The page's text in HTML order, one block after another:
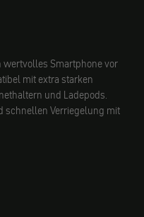
Smartphone vor
mit extra starken
und Ladepods.
schnellen Verriegelung mit